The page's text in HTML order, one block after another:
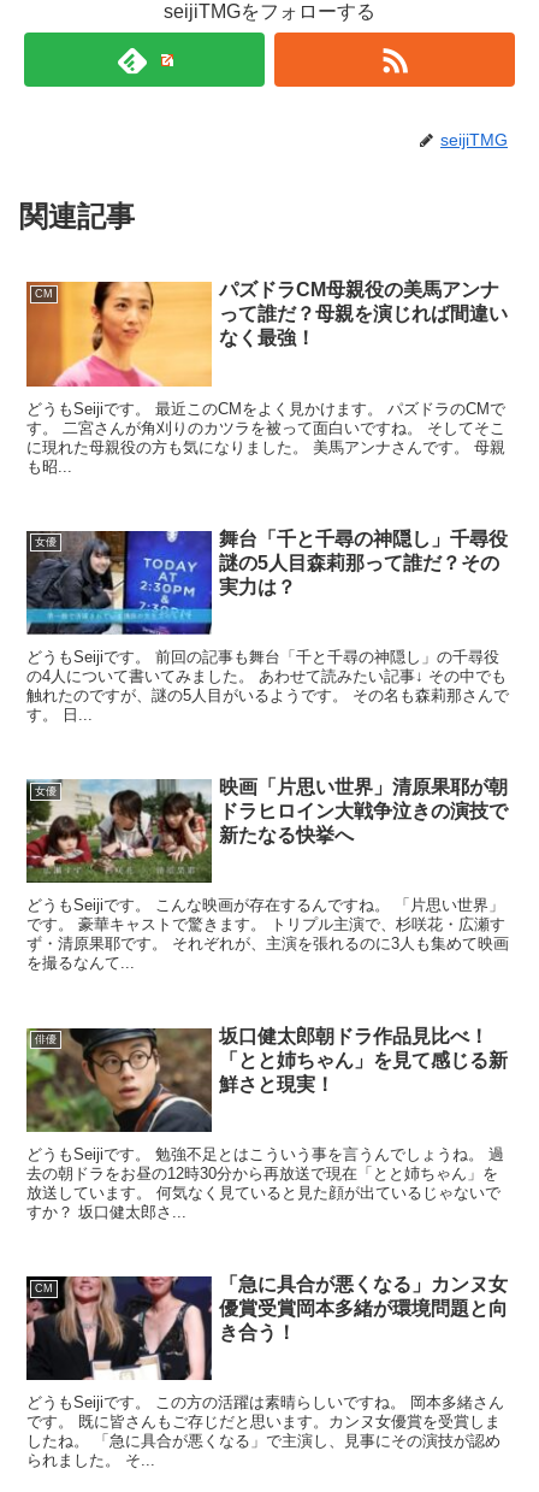
seijiTMGをフォローする
seijiTMG
関連記事
CM
パズドラCM母親役の美馬アンナ
って誰だ？母親を演じれば間違い
なく最強！
どうもSeijiです。 最近このCMをよく見かけます。 パズドラのCMで
す。 二宮さんが角刈りのカツラを被って面白いですね。 そしてそこ
に現れた母親役の方も気になりました。 美馬アンナさんです。 母親
も昭...
女優
舞台「千と千尋の神隠し」千尋役
謎の5人目森莉那って誰だ？その
実力は？
どうもSeijiです。 前回の記事も舞台「千と千尋の神隠し」の千尋役
の4人について書いてみました。 あわせて読みたい記事↓ その中でも
触れたのですが、謎の5人目がいるようです。 その名も森莉那さんで
す。 日...
女優
映画「片思い世界」清原果耶が朝
ドラヒロイン大戦争泣きの演技で
新たなる快挙へ
どうもSeijiです。 こんな映画が存在するんですね。 「片思い世界」
です。 豪華キャストで驚きます。 トリプル主演で、杉咲花・広瀬す
ず・清原果耶です。 それぞれが、主演を張れるのに3人も集めて映画
を撮るなんて...
俳優
坂口健太郎朝ドラ作品見比べ！
「とと姉ちゃん」を見て感じる新
鮮さと現実！
どうもSeijiです。 勉強不足とはこういう事を言うんでしょうね。 過
去の朝ドラをお昼の12時30分から再放送で現在「とと姉ちゃん」を
放送しています。 何気なく見ていると見た顔が出ているじゃないで
すか？ 坂口健太郎さ...
CM
「急に具合が悪くなる」カンヌ女
優賞受賞岡本多緒が環境問題と向
き合う！
どうもSeijiです。 この方の活躍は素晴らしいですね。 岡本多緒さん
です。 既に皆さんもご存じだと思います。カンヌ女優賞を受賞しま
したね。 「急に具合が悪くなる」で主演し、見事にその演技が認め
られました。 そ...